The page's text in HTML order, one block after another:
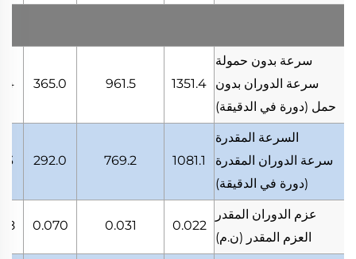
سرعة بدون حمولة
سرعة الدوران بدون
حمل (دورة في الدقيقة)
1351.4
961.5
365.0
السرعة المقدرة
سرعة الدوران المقدرة
(دورة في الدقيقة)
1081.1
769.2
292.0
عزم الدوران المقدر
العزم المقدر (ن.م)
0.022
0.031
0.070